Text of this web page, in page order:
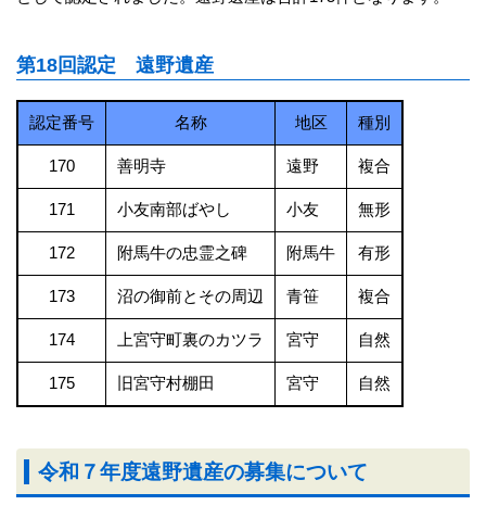
第18回認定 遠野遺産
認定番号 名称 地区 種別
170 善明寺 遠野 複合
171 小友南部ばやし 小友 無形
172 附馬牛の忠霊之碑 附馬牛 有形
173 沼の御前とその周辺 青笹 複合
174 上宮守町裏のカツラ 宮守 自然
175 旧宮守村棚田 宮守 自然
令和７年度遠野遺産の募集について